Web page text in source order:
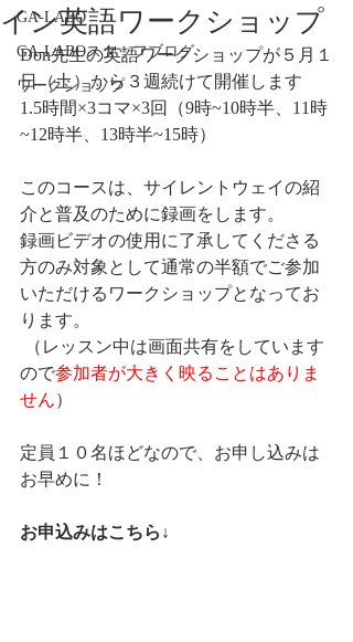
GA-LABO
GA-LABOスタッフブログ
ワークショップ
イン英語ワークショップ
Don先生の英語ワークショップが５月１
日（土）から３週続けて開催します
1.5時間×3コマ×3回（9時~10時半、11時
~12時半、13時半~15時）
このコースは、サイレントウェイの紹
介と普及のために録画をします。
録画ビデオの使用に了承してくださる
方のみ対象として通常の半額でご参加
いただけるワークショップとなってお
ります。
ので参加者が大きく映ることはありま
せん）
定員１０名ほどなので、お申し込みは
お早めに！
お申込みはこちら↓